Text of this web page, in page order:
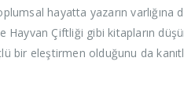
hayatta yazarın varlığına
Çiftliği gibi kitapların
bir eleştirmen olduğunu da